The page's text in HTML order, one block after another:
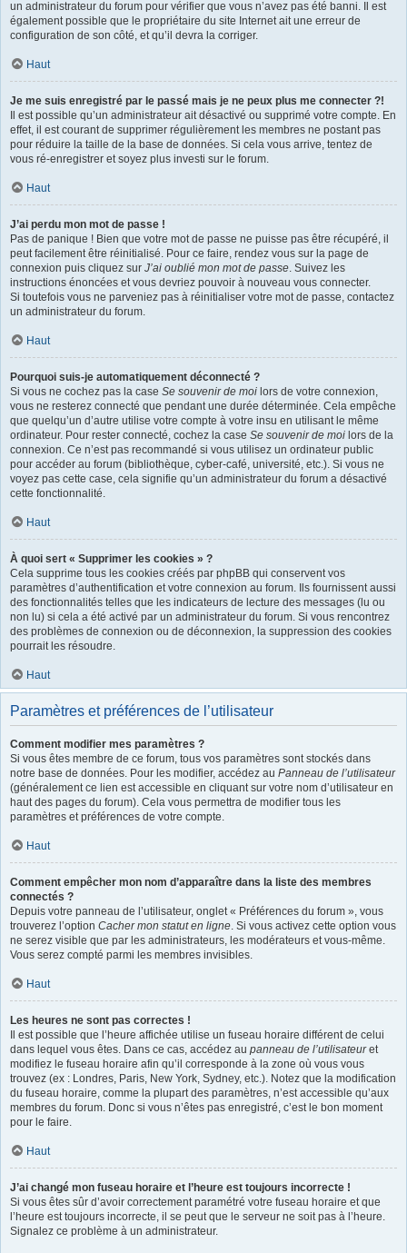
un administrateur du forum pour vérifier que vous n’avez pas été banni. Il est
également possible que le propriétaire du site Internet ait une erreur de
configuration de son côté, et qu’il devra la corriger.
Haut
Je me suis enregistré par le passé mais je ne peux plus me connecter ?!
Il est possible qu’un administrateur ait désactivé ou supprimé votre compte. En
effet, il est courant de supprimer régulièrement les membres ne postant pas
pour réduire la taille de la base de données. Si cela vous arrive, tentez de
vous ré-enregistrer et soyez plus investi sur le forum.
Haut
J’ai perdu mon mot de passe !
Pas de panique ! Bien que votre mot de passe ne puisse pas être récupéré, il
peut facilement être réinitialisé. Pour ce faire, rendez vous sur la page de
connexion puis cliquez sur J’ai oublié mon mot de passe. Suivez les
instructions énoncées et vous devriez pouvoir à nouveau vous connecter.
Si toutefois vous ne parveniez pas à réinitialiser votre mot de passe, contactez
un administrateur du forum.
Haut
Pourquoi suis-je automatiquement déconnecté ?
Si vous ne cochez pas la case Se souvenir de moi lors de votre connexion,
vous ne resterez connecté que pendant une durée déterminée. Cela empêche
que quelqu’un d’autre utilise votre compte à votre insu en utilisant le même
ordinateur. Pour rester connecté, cochez la case Se souvenir de moi lors de la
connexion. Ce n’est pas recommandé si vous utilisez un ordinateur public
pour accéder au forum (bibliothèque, cyber-café, université, etc.). Si vous ne
voyez pas cette case, cela signifie qu’un administrateur du forum a désactivé
cette fonctionnalité.
Haut
À quoi sert « Supprimer les cookies » ?
Cela supprime tous les cookies créés par phpBB qui conservent vos
paramètres d’authentification et votre connexion au forum. Ils fournissent aussi
des fonctionnalités telles que les indicateurs de lecture des messages (lu ou
non lu) si cela a été activé par un administrateur du forum. Si vous rencontrez
des problèmes de connexion ou de déconnexion, la suppression des cookies
pourrait les résoudre.
Haut
Paramètres et préférences de l’utilisateur
Comment modifier mes paramètres ?
Si vous êtes membre de ce forum, tous vos paramètres sont stockés dans
notre base de données. Pour les modifier, accédez au Panneau de l’utilisateur
(généralement ce lien est accessible en cliquant sur votre nom d’utilisateur en
haut des pages du forum). Cela vous permettra de modifier tous les
paramètres et préférences de votre compte.
Haut
Comment empêcher mon nom d’apparaître dans la liste des membres
connectés ?
Depuis votre panneau de l’utilisateur, onglet « Préférences du forum », vous
trouverez l’option Cacher mon statut en ligne. Si vous activez cette option vous
ne serez visible que par les administrateurs, les modérateurs et vous-même.
Vous serez compté parmi les membres invisibles.
Haut
Les heures ne sont pas correctes !
Il est possible que l’heure affichée utilise un fuseau horaire différent de celui
dans lequel vous êtes. Dans ce cas, accédez au panneau de l’utilisateuret
modifiez le fuseau horaire afin qu’il corresponde à la zone où vous vous
trouvez (ex : Londres, Paris, New York, Sydney, etc.). Notez que la modification
du fuseau horaire, comme la plupart des paramètres, n’est accessible qu’aux
membres du forum. Donc si vous n’êtes pas enregistré, c’est le bon moment
pour le faire.
Haut
J’ai changé mon fuseau horaire et l’heure est toujours incorrecte !
Si vous êtes sûr d’avoir correctement paramétré votre fuseau horaire et que
l’heure est toujours incorrecte, il se peut que le serveur ne soit pas à l’heure.
Signalez ce problème à un administrateur.